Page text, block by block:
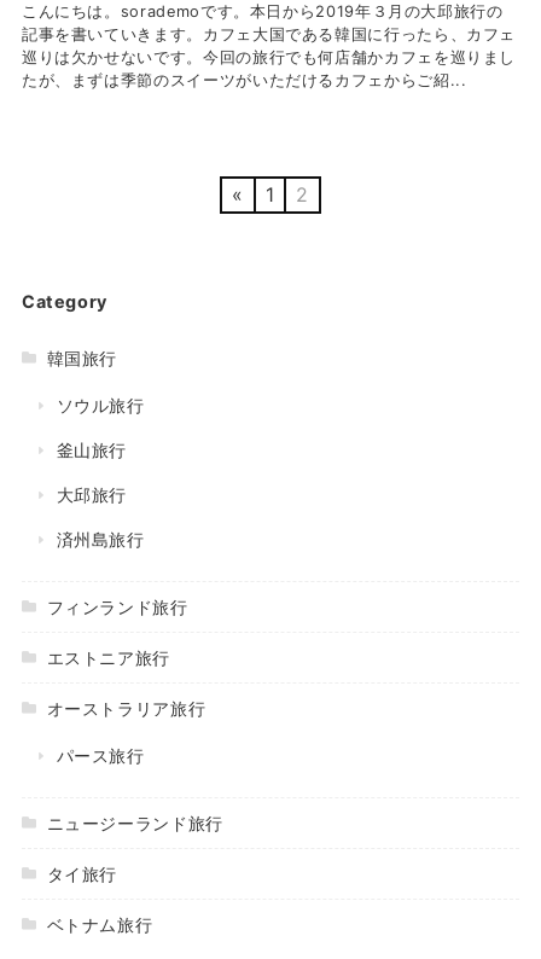
こんにちは。sorademoです。本日から2019年３月の大邱旅行の
記事を書いていきます。カフェ大国である韓国に行ったら、カフェ
巡りは欠かせないです。今回の旅行でも何店舗かカフェを巡りまし
たが、まずは季節のスイーツがいただけるカフェからご紹...
« 1 2
Category
韓国旅行
ソウル旅行
釜山旅行
大邱旅行
済州島旅行
フィンランド旅行
エストニア旅行
オーストラリア旅行
パース旅行
ニュージーランド旅行
タイ旅行
ベトナム旅行